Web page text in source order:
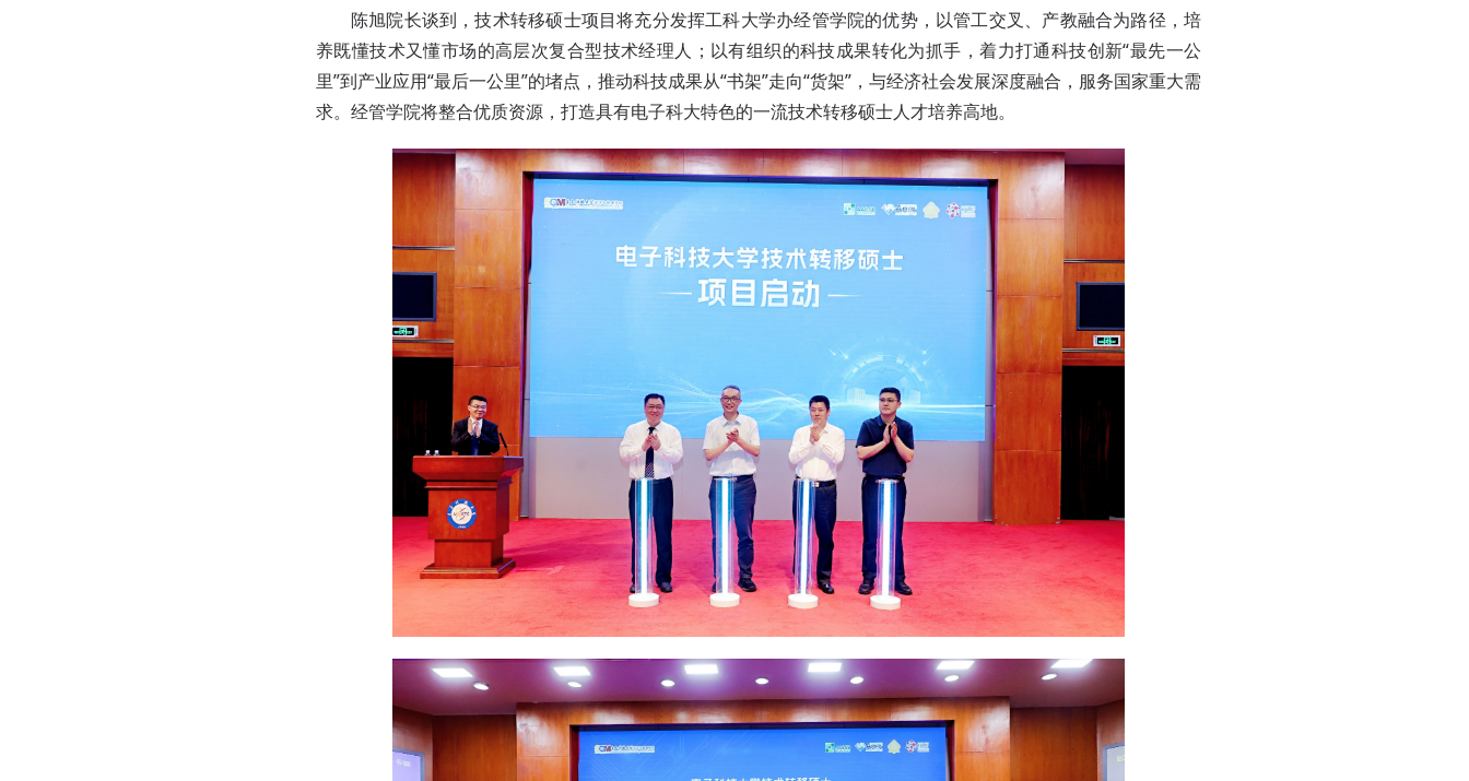
陈旭院长谈到，技术转移硕士项目将充分发挥工科大学办经管学院的优势，以管工交叉、产教融合为路径，培
养既懂技术又懂市场的高层次复合型技术经理人；以有组织的科技成果转化为抓手，着力打通科技创新“最先一公
里”到产业应用“最后一公里”的堵点，推动科技成果从“书架”走向“货架”，与经济社会发展深度融合，服务国家重大需
求。经管学院将整合优质资源，打造具有电子科大特色的一流技术转移硕士人才培养高地。